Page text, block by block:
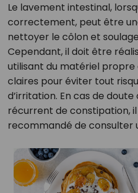
Le lavement intestinal,
correctement, peut être
nettoyer le côlon et
Cependant, il doit être
utilisant du matériel
claires pour éviter tout
d’irritation. En cas de
récurrent de constipation,
recommandé de consulter